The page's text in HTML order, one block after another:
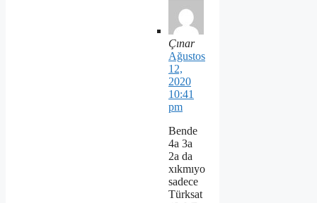
Çınar
Ağustos
12,
2020
10:41
pm
Bende
4a 3a
2a da
xıkmıyo
sadece
Türksat